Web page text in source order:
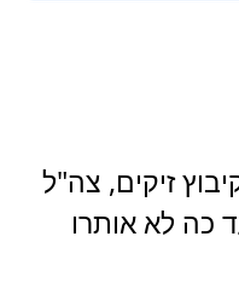
זיקים, צה"ל
כה לא אותרו